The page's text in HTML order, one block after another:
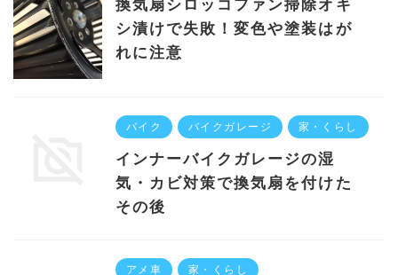
換気扇シロッコファン掃除オキ
シ漬けで失敗！変色や塗装はが
れに注意
バイク バイクガレージ 家・くらし
インナーバイクガレージの湿
気・カビ対策で換気扇を付けた
その後
アメ車 家・くらし